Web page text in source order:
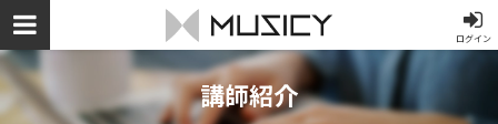
ログイン
講師紹介